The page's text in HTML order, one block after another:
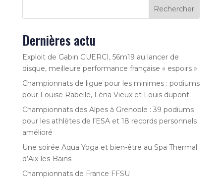
Rechercher
Dernières actu
Exploit de Gabin GUERCI, 56m19 au lancer de
disque, meilleure performance française « espoirs »
Championnats de ligue pour les minimes : podiums
pour Louise Rabelle, Léna Vieux et Louis dupont
Championnats des Alpes à Grenoble : 39 podiums
pour les athlètes de l’ESA et 18 records personnels
amélioré
Une soirée Aqua Yoga et bien-être au Spa Thermal
d’Aix-les-Bains
Championnats de France FFSU